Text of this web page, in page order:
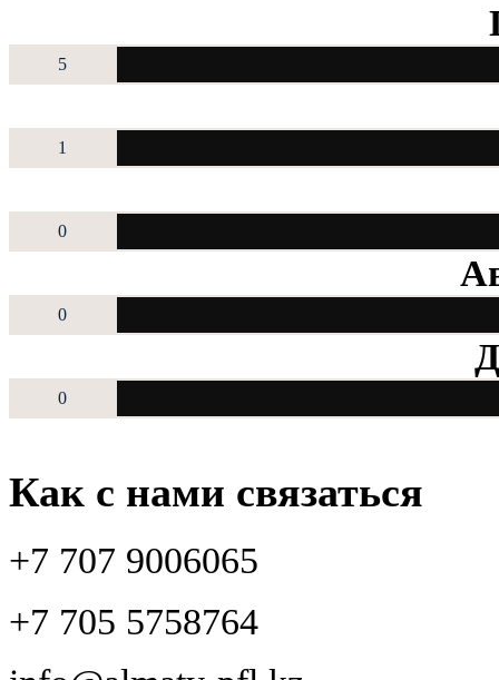
5
1
0
0
0
Как с нами связаться
+7 707 9006065
+7 705 5758764